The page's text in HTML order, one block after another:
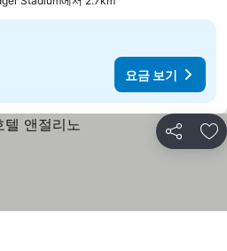
요금 보기
공유 즐